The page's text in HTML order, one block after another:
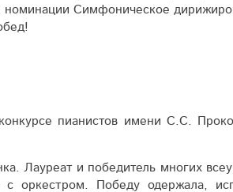
Сим­фони­чес­кое
пианистов имени С.С.
Лауреат и победитель многих
оркестром. Победу одержала,